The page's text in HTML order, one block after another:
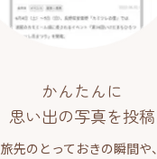
かんたんに
思い出の写真を投稿
旅先のとっておきの瞬間や、